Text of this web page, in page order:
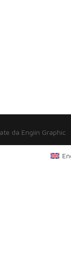
da Engiin Graphic